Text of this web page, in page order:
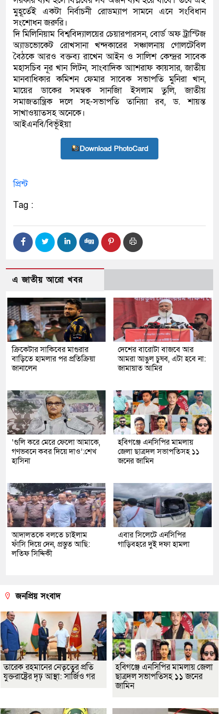
মুহূর্তেই একটা নির্বাচনী রোডম্যাপ সামনে এনে সংবিধান
সংশোধন জরুরি।
দি মিলিনিয়াম বিশ্ববিদ্যালয়ের চেয়ারপারসন, বোর্ড অফ ট্রাস্টিজ
অ্যাডভোকেট রোখসানা খন্দকারের সঞ্চালনায় গোলটেবিল
বৈঠকে আরও বক্তব্য রাখেন আইন ও সালিশ কেন্দ্রর সাবেক
মহাসচিব নূর খান লিটন, সাংবাদিক আাশরাফ কায়সার, জাতীয়
মানবাধিকার কমিশন ফেমার সাবেক সভাপতি মুনিরা খান,
মায়ের ডাকের সমন্বক সানজিা ইসলাম তুলি, জাতীয়
সমাজতান্ত্রিক দলে সহ-সভাপতি তানিয়া রব, ড. শায়ন্ত
সাখাওয়াতসহ অনেকে।
আইএনবি/বিভূঁইয়া
Download PhotoCard
প্রিন্ট
Tag :
এ জাতীয় আরো খবর
ক্রিকেটার সাকিবের মাগুরার
বাড়িতে হামলার পর প্রতিক্রিয়া
জানালেন
দেশের বারোটা বাজবে আর
আমরা আঙুল চুষব, এটা হবে না:
জামায়াত আমির
‘গুলি করে মেরে ফেলো আমাকে,
গণভবনে কবর দিয়ে দাও’:শেখ
হাসিনা
হবিগঞ্জে এনসিপির মামলায়
জেলা ছাত্রদল সভাপতিসহ ১১
জনের জামিন
আদালতকে বলতে চাইলাম
ফাঁসি দিয়ে দেন, প্রস্তুত আছি:
লতিফ সিদ্দিকী
এবার সিলেটে এনসিপির
গাড়িবহরে দুই দফা হামলা
জনপ্রিয় সংবাদ
তারেক রহমানের নেতৃত্বের প্রতি
যুক্তরাষ্ট্রের দৃঢ় আস্থা: সার্জিও গর
হবিগঞ্জে এনসিপির মামলায় জেলা
ছাত্রদল সভাপতিসহ ১১ জনের
জামিন